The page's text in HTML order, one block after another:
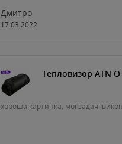
Дмитро
17.03.2022
Тепловизор ATN
хороша картинка, мої задачі